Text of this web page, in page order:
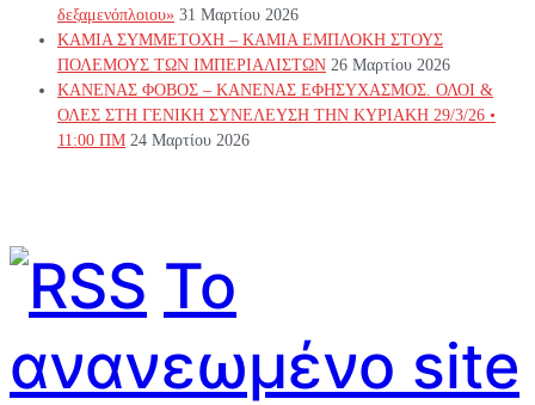
δεξαμενόπλοιου» 31 Μαρτίου 2026
ΚΑΜΙΑ ΣΥΜΜΕΤΟΧΗ – ΚΑΜΙΑ ΕΜΠΛΟΚΗ ΣΤΟΥΣ
ΠΟΛΕΜΟΥΣ ΤΩΝ ΙΜΠΕΡΙΑΛΙΣΤΩΝ 26 Μαρτίου 2026
ΚΑΝΕΝΑΣ ΦΟΒΟΣ – ΚΑΝΕΝΑΣ ΕΦΗΣΥΧΑΣΜΟΣ. ΟΛΟΙ &
ΟΛΕΣ ΣΤΗ ΓΕΝΙΚΗ ΣΥΝΕΛΕΥΣΗ ΤΗΝ ΚΥΡΙΑΚΗ 29/3/26 •
11:00 ΠΜ 24 Μαρτίου 2026
Το
ανανεωμένο site